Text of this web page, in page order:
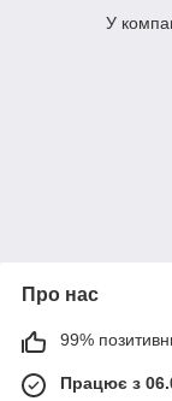
У
Про нас
99%
Працює з